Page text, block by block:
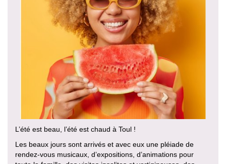
L’été est beau, l’été est chaud à Toul !
Les beaux jours sont arrivés et avec eux une pléiade de
rendez-vous musicaux, d’expositions, d’animations pour